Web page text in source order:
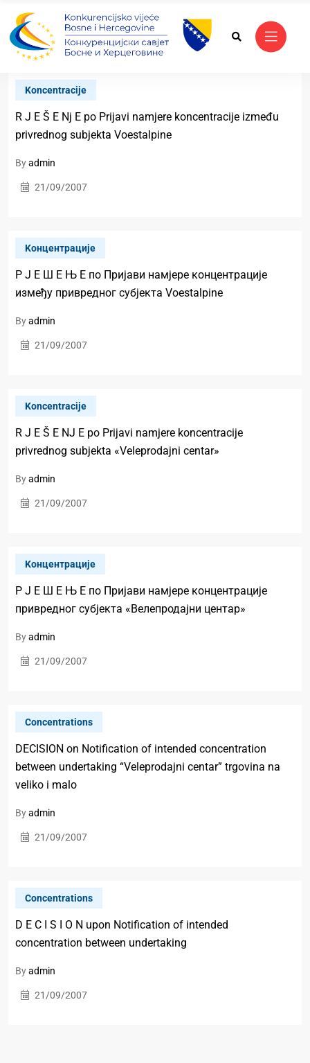
Koncentracije
R J E Š E Nj E po Prijavi namjere koncentracije između
privrednog subjekta Voestalpine
Byadmin
21/09/2007
Kонцентрације
Р Ј Е Ш Е Њ Е по Пријави намјере концентрације
између привредног субјекта Voestalpine
Byadmin
21/09/2007
Koncentracije
R J E Š E NJ E po Prijavi namjere koncentracije
privrednog subjekta «Veleprodajni centar»
Byadmin
21/09/2007
Kонцентрације
Р Ј Е Ш Е Њ Е по Пријави намјере концентрације
привредног субјекта «Велепродајни центар»
Byadmin
21/09/2007
Concentrations
DECISION on Notification of intended concentration
between undertaking “Veleprodajni centar” trgovina na
veliko i malo
Byadmin
21/09/2007
Concentrations
D E C I S I O N upon Notification of intended
concentration between undertaking
Byadmin
21/09/2007